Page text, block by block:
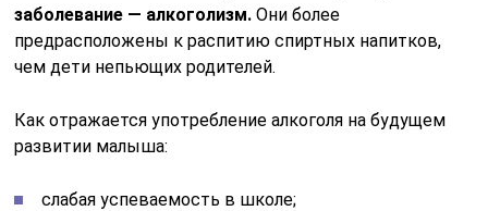
заболевание — алкоголизм. Они более
предрасположены к распитию спиртных напитков,
чем дети непьющих родителей.
Как отражается употребление алкоголя на будущем
развитии малыша:
слабая успеваемость в школе;